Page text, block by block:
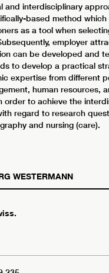
and interdisciplinary
based method which
as a tool when
employer
can be developed and
to develop a practical
expertise from different
human resources,
order to achieve the
regard to research
and nursing (care).
WESTERMANN